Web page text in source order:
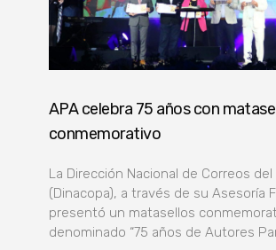
APA celebra 75 años con
conmemorativo
La Dirección Nacional de Correos
(Dinacopa), a través de su Asesoría
presentó un matasellos
denominado “75 años de Autores